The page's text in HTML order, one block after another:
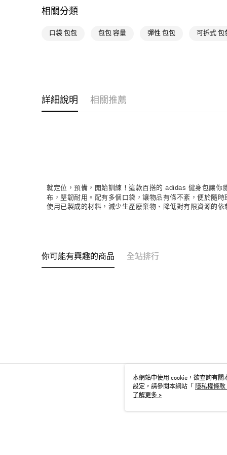
相關分類
口袋 包包 包包 容量 彈性 包包 可拆式 包
詳細說明 相關推薦
就定位，預備，開始訓練！這款百搭的 adidas 健身包讓你
布，堅韌耐用。配有多個口袋，讓物品有條不紊，便於隨
使用已製成的材料，減少生產廢棄物、降低對有限資源的
你可能有興趣的商品 全站排行
本網站中使用 cookie，欲查詢有關
設定，請參閱本網站「
隱私權條款
用 cookie。
了解更多 >